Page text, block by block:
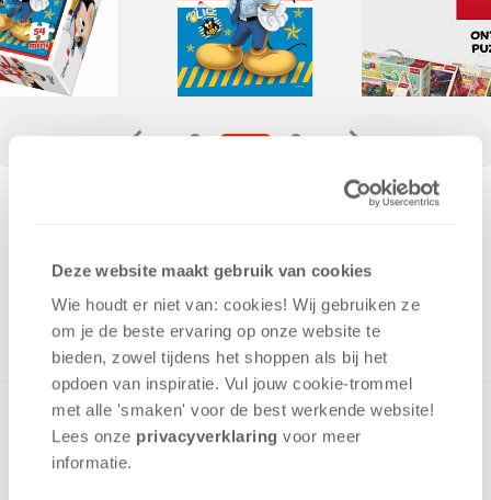
Deze website maakt gebruik van cookies
Wie houdt er niet van: cookies! Wij gebruiken ze
om je de beste ervaring op onze website te
bieden, zowel tijdens het shoppen als bij het
opdoen van inspiratie. Vul jouw cookie-trommel
met alle 'smaken' voor de best werkende website​!
Lees onze privacyverklaring voor meer
informatie.
ONTVANG 10 OVERWINNINGSPUNTEN
UIT HET ASSORTIMENT
Minipuzzel met een afbeelding uit de Disney serie Mickey
Mouse en zijn vrienden in een prettig klein doosje. Past
gemakkelijk in een rugzak en op de plank met speelgoed.